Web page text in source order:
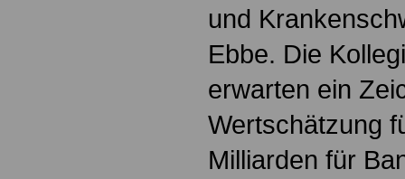
und
Ebbe. Die
erwarten ein
Wertschätzung
Milliarden für